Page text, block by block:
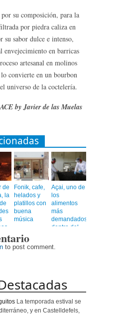
su composición, para la
por piedra caliza en
su sabor dulce e intenso,
envejecimiento en barricas
artesanal en molinos
convierte en un bourbon
universo de la coctelería.
by Javier de las Muelas
de
la
Fonik, cafe,
helados y
platillos con
buena
música
Açai, uno de
los
alimentos
más
demandados
dentro del
healthy
to post comment.
La temporada estival se
y en Castelldefels,